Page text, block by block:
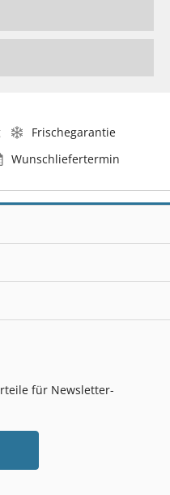
Frischegarantie
Wunschliefertermin
für Newsletter-